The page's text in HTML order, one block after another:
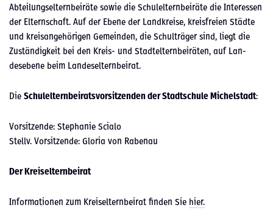
Abteilungsel­tern­beiräte sowie die Schulel­tern­beiräte die Inter­essen
der Eltern­schaft. Auf der Ebene der Land­kreise, kre­is­freien Städte
und kreisange­höri­gen Gemein­den, die Schul­träger sind, liegt die
Zuständigkeit bei den Kreis- und Stadtel­tern­beiräten, auf Lan­
desebene beim Lan­desel­tern­beirat.
Die Schulel­tern­beiratsvor­sitzen­den der Stadtschule Michel­stadt:
Vor­sitzende: Stephanie Scia­lo
Stel­lv. Vor­sitzende: Glo­ria von Rabenau
Der Kreisel­tern­beirat
Infor­ma­tio­nen zum Kreisel­tern­beirat find­en Sie hier.